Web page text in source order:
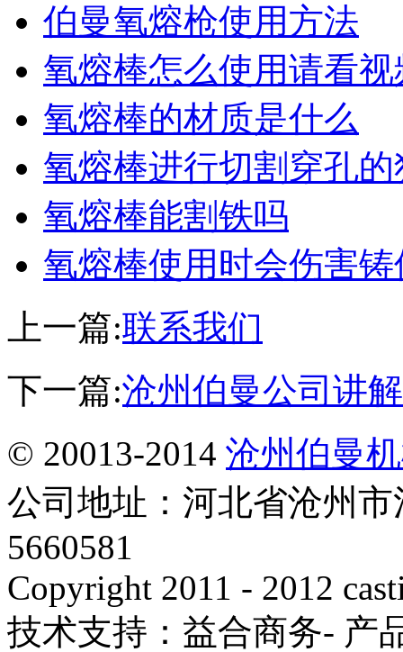
伯曼氧熔枪使用方法
氧熔棒怎么使用请看视
氧熔棒的材质是什么
氧熔棒进行切割穿孔
氧熔棒能割铁吗
氧熔棒使用时会伤害
上一篇:联系我们
下一篇:沧州伯曼公司讲
© 20013-2014 沧州伯曼
公司地址：河北省沧州
5660581
Copyright 2011 - 2012
技术支持：益合商务- 产